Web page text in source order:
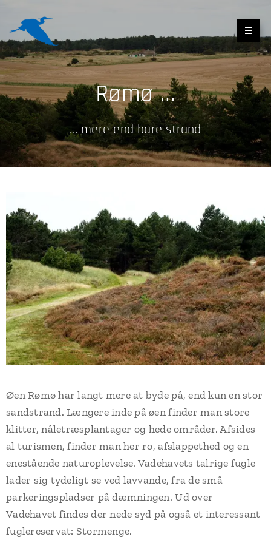
Rømø ...
... mere end bare strand
Øen Rømø har langt mere at byde på, end kun en stor
sandstrand. Længere inde på øen finder man store
klitter, nåletræsplantager og hede områder. Afsides
al turismen, finder man her ro, afslappethed og en
enestående naturoplevelse. Vadehavets talrige fugle
lader sig tydeligt se ved lavvande, fra de små
parkeringspladser på dæmningen. Ud over
Vadehavet findes der nede syd på også et interessant
fuglereservat: Stormenge.